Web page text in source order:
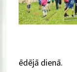
ēdējā dienā.